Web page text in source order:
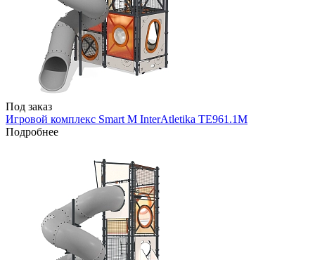
Под заказ
Игровой комплекс Smart M InterAtletika TE961.1M
Подробнее